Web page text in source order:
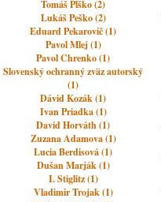
Tomáš Plško (2)
Lukáš Peško (2)
Eduard Pekarovič (1)
Pavol Mlej (1)
Pavol Chrenko (1)
Slovenský ochranný zväz autorský
(1)
Dávid Kozák (1)
Ivan Priadka (1)
David Horváth (1)
Zuzana Adamova (1)
Lucia Berdisová (1)
Dušan Marják (1)
I. Stiglitz (1)
Vladimir Trojak (1)